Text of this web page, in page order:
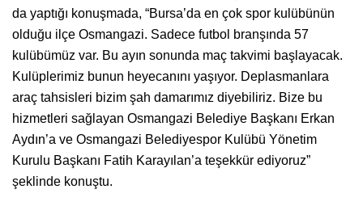
da yaptığı konuşmada, “Bursa’da en çok spor kulübünün
olduğu ilçe Osmangazi. Sadece futbol branşında 57
kulübümüz var. Bu ayın sonunda maç takvimi başlayacak.
Kulüplerimiz bunun heyecanını yaşıyor. Deplasmanlara
araç tahsisleri bizim şah damarımız diyebiliriz. Bize bu
hizmetleri sağlayan Osmangazi Belediye Başkanı Erkan
Aydın’a ve Osmangazi Belediyespor Kulübü Yönetim
Kurulu Başkanı Fatih Karayılan’a teşekkür ediyoruz”
şeklinde konuştu.